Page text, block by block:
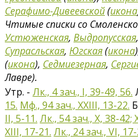
Серафимо-Дивеевской(икона
Чтимые списки со
Устюженская, Выдропусская
Супрасльская, Югская(икона
(икона), Седмиезерная,
Лавре).
Утр. - Лк., 4 зач., I, 39-49, 56.
15. Мф., 94 зач., XXIII, 13-22.
II, 5-11. Лк., 54 зач., X, 38-42;
XIII, 17-21. Лк., 24 зач., VI,